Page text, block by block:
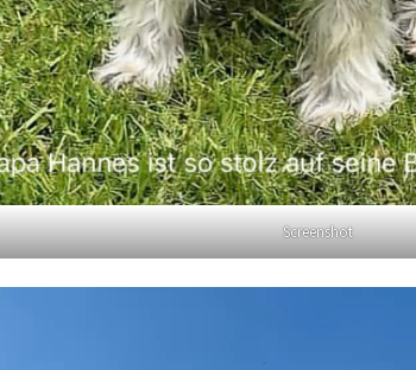
Screenshot